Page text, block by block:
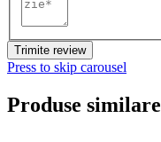
Trimite review
Press to skip carousel
Produse similare